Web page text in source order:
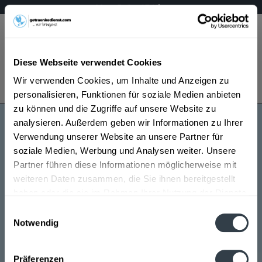
Diese Webseite verwendet Cookies
Wir verwenden Cookies, um Inhalte und Anzeigen zu
personalisieren, Funktionen für soziale Medien anbieten
zu können und die Zugriffe auf unsere Website zu
analysieren. Außerdem geben wir Informationen zu Ihrer
Verwendung unserer Website an unsere Partner für
soziale Medien, Werbung und Analysen weiter. Unsere
Partner führen diese Informationen möglicherweise mit
weiteren Daten zusammen, die Sie ihnen bereitgestellt
Notwendig
Präferenzen
Mo – Fr 9 – 17 Uhr
Menü
Bestellung widerrufen
Es gilt unsere Datenschutzerklärung
Bellini
Bellini wird in den folgenden Regionen, Städten,